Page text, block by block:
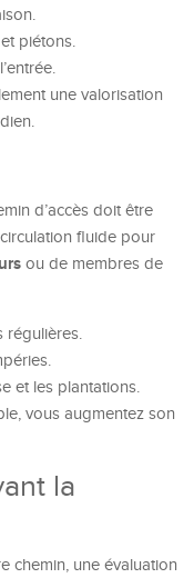
piétons.
une valorisation
d’accès doit être
fluide pour
ou de membres de
régulières.
et les plantations.
vous augmentez son
la
chemin, une évaluation